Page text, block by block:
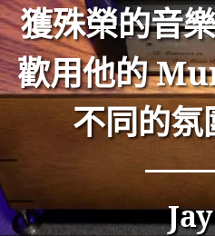
獲殊榮的音
歡用他的
不同的